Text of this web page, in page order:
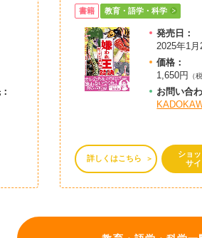
書籍 教育・語学・科学
発売日：
2025年1月
価格：
1,650円
（
お問い合
詳しくはこちら
ショ
サ